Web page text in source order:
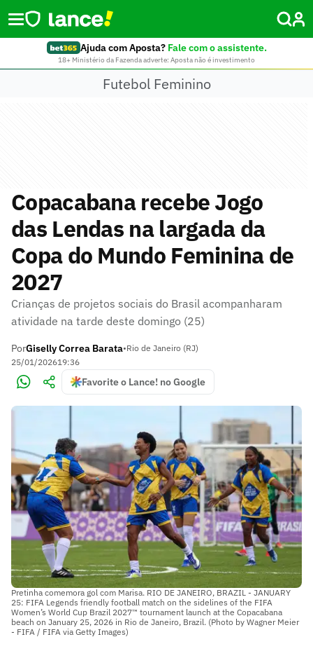
Ajuda com Aposta? Fale com o assistente.
18+ Ministério da Fazenda adverte: Aposta não é investimento
Futebol Feminino
Copacabana recebe Jogo
das Lendas na largada da
Copa do Mundo Feminina de
2027
Crianças de projetos sociais do Brasil acompanharam
atividade na tarde deste domingo (25)
PorGiselly Correa Barata•Rio de Janeiro (RJ)
25/01/202619:36
Favorite o Lance! no Google
Pretinha comemora gol com Marisa. RIO DE JANEIRO, BRAZIL - JANUARY
25: FIFA Legends friendly football match on the sidelines of the FIFA
Women’s World Cup Brazil 2027™ tournament launch at the Copacabana
beach on January 25, 2026 in Rio de Janeiro, Brazil. (Photo by Wagner Meier
- FIFA / FIFA via Getty Images)